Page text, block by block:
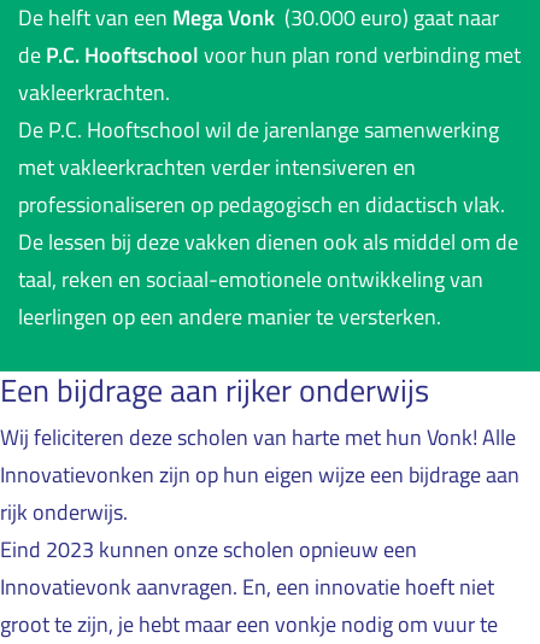
De helft van een Mega Vonk (30.000 euro) gaat naar
deP.C. Hooftschoolvoor hun plan rond verbinding met
vakleerkrachten.
De P.C. Hooftschool wil de jarenlange samenwerking
met vakleerkrachten verder intensiveren en
professionaliseren op pedagogisch en didactisch vlak.
De lessen bij deze vakken dienen ook als middel om de
taal, reken en sociaal-emotionele ontwikkeling van
leerlingen op een andere manier te versterken.
Een bijdrage aan rijker onderwijs
Wij feliciteren deze scholen van harte met hun Vonk! Alle
Innovatievonken zijn op hun eigen wijze een bijdrage aan
rijk onderwijs.
Eind 2023 kunnen onze scholen opnieuw een
Innovatievonk aanvragen. En, een innovatie hoeft niet
groot te zijn, je hebt maar een vonkje nodig om vuur te